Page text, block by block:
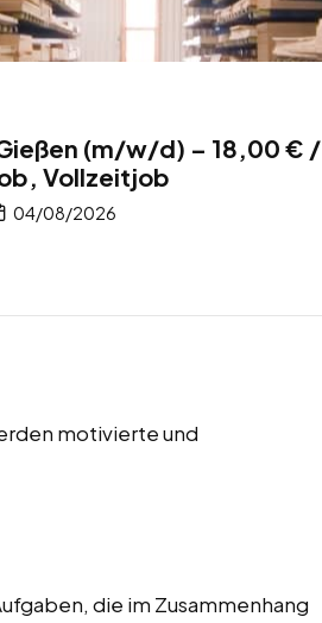
(m/w/d) – 18,00 € /
Vollzeitjob
04/08/2026
motivierte und
die im Zusammenhang